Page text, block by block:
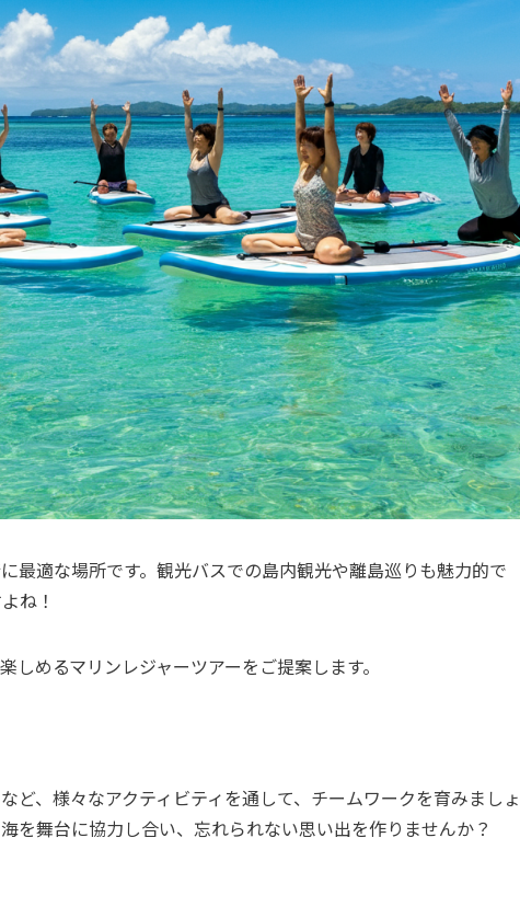
最適な場所です。観光バスでの島内観光や離島巡りも魅力的で
ね！
めるマリンレジャーツアーをご提案します。
ど、様々なアクティビティを通して、チームワークを育みましょ
を舞台に協力し合い、忘れられない思い出を作りませんか？